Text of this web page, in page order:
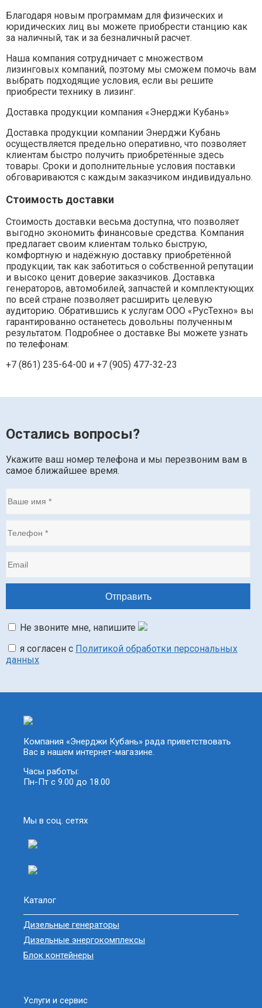
Благодаря новым программам для физических и
юридических лиц вы можете приобрести станцию как
за наличный, так и за безналичный расчет.
Наша компания сотрудничает с множеством
лизинговых компаний, поэтому мы сможем помочь вам
выбрать подходящие условия, если вы решите
приобрести технику в лизинг.
Доставка продукции компания «Энерджи Кубань»
Доставка продукции компании Энерджи Кубань
осуществляется предельно оперативно, что позволяет
клиентам быстро получить приобретённые здесь
товары. Сроки и дополнительные условия поставки
обговариваются с каждым заказчиком индивидуально.
Стоимость доставки
Стоимость доставки весьма доступна, что позволяет
выгодно экономить финансовые средства. Компания
предлагает своим клиентам только быструю,
комфортную и надёжную доставку приобретённой
продукции, так как заботиться о собственной репутации
и высоко ценит доверие заказчиков. Доставка
генераторов, автомобилей, запчастей и комплектующих
по всей стране позволяет расширить целевую
аудиторию. Обратившись к услугам ООО «РусТехно» вы
гарантированно останетесь довольны полученным
результатом. Подробнее о доставке Вы можете узнать
по телефонам:
+7 (861) 235-64-00 и +7 (905) 477-32-23
Остались вопросы?
Укажите ваш номер телефона и мы перезвоним вам в
самое ближайшее время.
Не звоните мне, напишите
я согласен с Политикой обработки персональных
данных
Компания «Энерджи Кубань» рада приветствовать
Вас в нашем интернет-магазине.
Часы работы:
Пн-Пт с 9.00 до 18.00
Мы в соц. сетях
Каталог
Дизельные генераторы
Дизельные энергокомплексы
Блок контейнеры
Услуги и сервис